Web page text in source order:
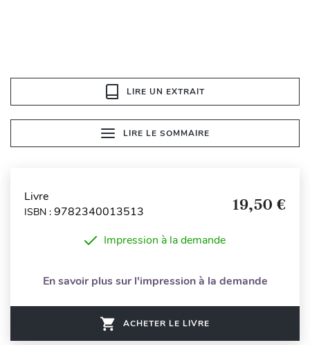
LIRE UN EXTRAIT
LIRE LE SOMMAIRE
Livre
ISBN : 9782340013513 19,50 €
Impression à la demande
En savoir plus sur l'impression à la demande
ACHETER LE LIVRE